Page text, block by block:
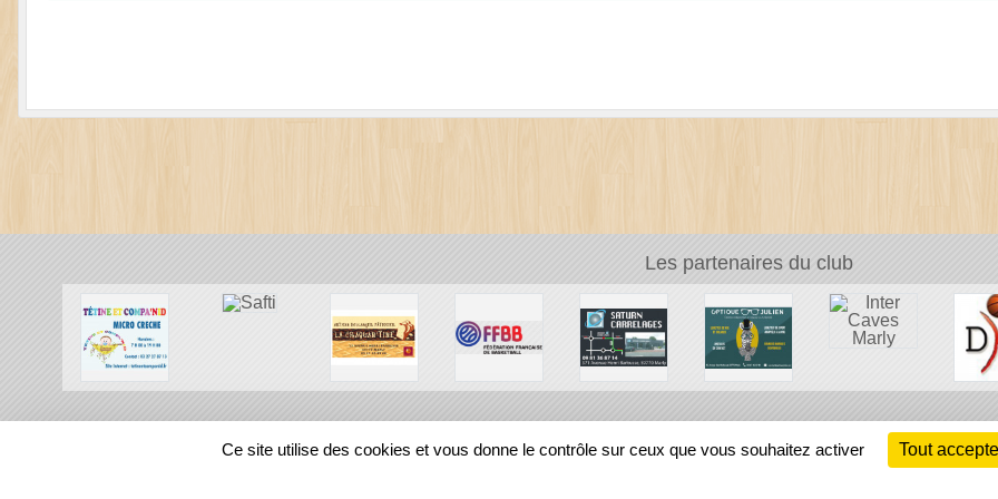
Les partenaires du club
REGIONS
Ce site utilise des cookies et vous donne le contrôle sur ceux que vous souhaitez activer Tout